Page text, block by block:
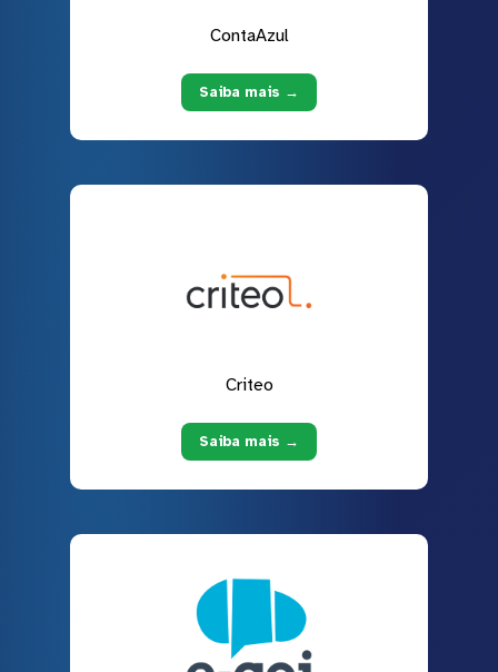
ContaAzul
Saiba mais →
Criteo
Saiba mais →